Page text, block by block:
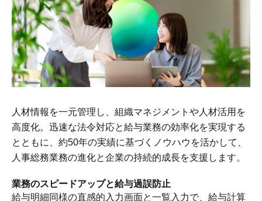
人材情報を一元管理し、組織マネジメントや人材活用を
高度化。迅速な法令対応と給与業務の効率化を実現する
とともに、約50年の実績に基づくノウハウを活かして、
人事総務業務の進化と企業の持続的成長を支援します。
業務のスピードアップと給与過誤防止
給与明細同様の直感的入力画面と一覧入力で、給与計算